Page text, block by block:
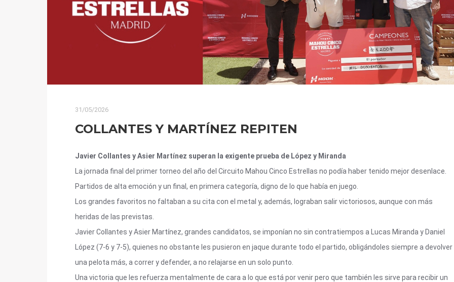
31/05/2026
COLLANTES Y MARTÍNEZ REPITEN
Javier Collantes y Asier Martínez superan la exigente prueba de López y Miranda
La jornada final del primer torneo del año del Circuito Mahou Cinco Estrellas no podía haber tenido mejor desenlace.
Partidos de alta emoción y un final, en primera categoría, digno de lo que había en juego.
Los grandes favoritos no faltaban a su cita con el metal y, además, lograban salir victoriosos, aunque con más
heridas de las previstas.
Javier Collantes y Asier Martínez, grandes candidatos, se imponían no sin contratiempos a Lucas Miranda y Daniel
López (7-6 y 7-5), quienes no obstante les pusieron en jaque durante todo el partido, obligándoles siempre a devolver
una pelota más, a correr y defender, a no relajarse en un solo punto.
Una victoria que les refuerza mentalmente de cara a lo que está por venir pero que también les sirve para recibir un